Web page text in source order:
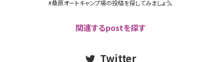
#桑原オートキャンプ場の投稿を探してみましょう。
関連するpostを探す
Twitter